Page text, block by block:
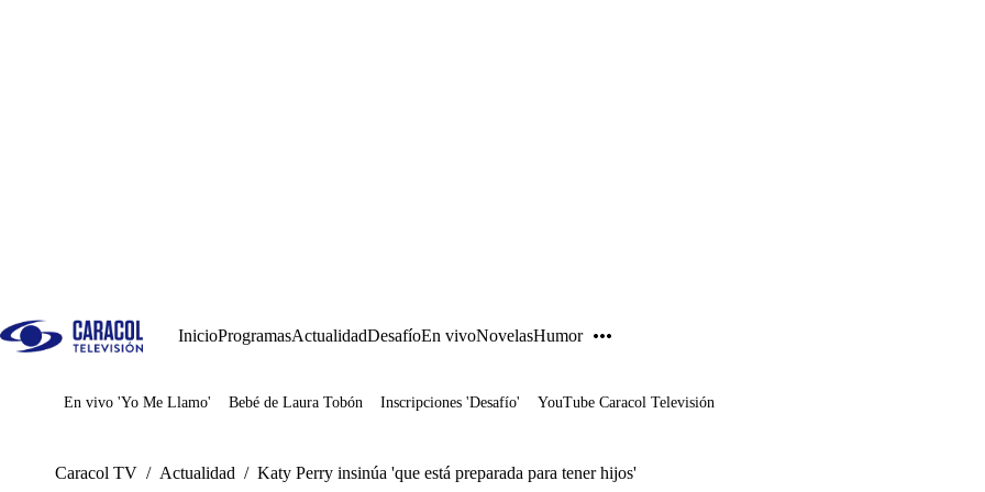
InicioProgramasActualidadDesafíoEn vivoNovelasHumor
Juegos
En vivo 'Yo Me Llamo' Bebé de Laura Tobón Inscripciones 'Desafío' YouTube Caracol Televisión
Caracol TV / Actualidad / Katy Perry insinúa 'que está preparada para tener hijos'